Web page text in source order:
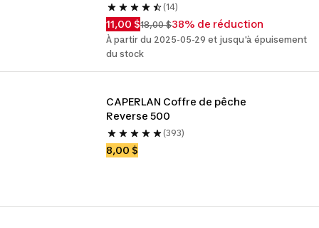
(14)
11,00 $18,00 $38% de réduction
À partir du 2025-05-29 et jusqu'à épuisement
du stock
CAPERLAN Coffre de pêche
Reverse 500
(393)
8,00 $